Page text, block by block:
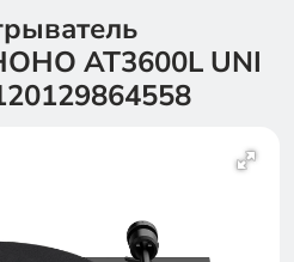
AT3600L UNI